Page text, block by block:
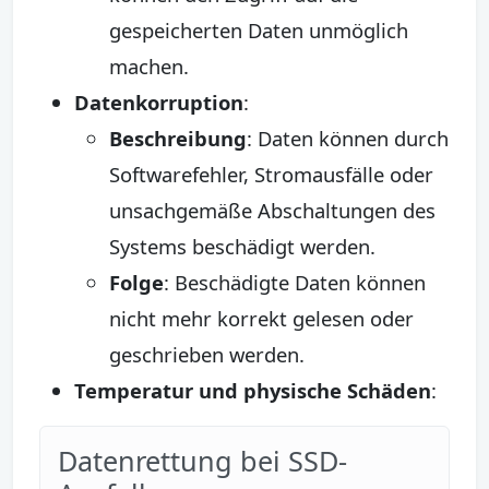
gespeicherten Daten unmöglich
machen.
Datenkorruption:
Beschreibung: Daten können durch
Softwarefehler, Stromausfälle oder
unsachgemäße Abschaltungen des
Systems beschädigt werden.
Folge: Beschädigte Daten können
nicht mehr korrekt gelesen oder
geschrieben werden.
Temperatur und physische Schäden:
Datenrettung bei SSD-